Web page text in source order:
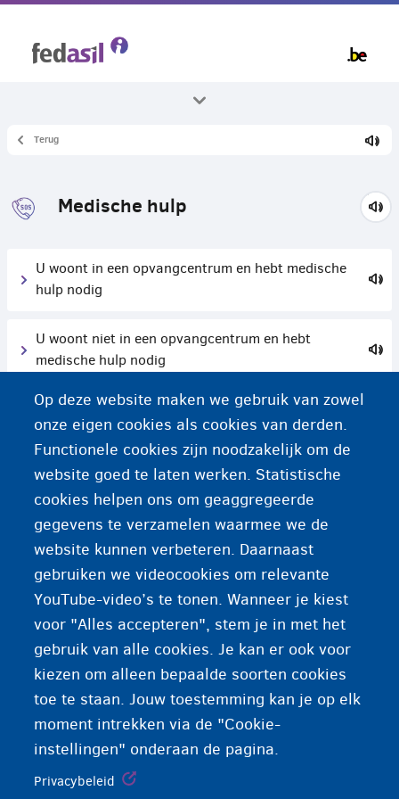
gaan
Alle thema's
Terug
Medische hulp
U woont in een opvangcentrum en hebt medische
hulp nodig
U woont niet in een opvangcentrum en hebt
medische hulp nodig
U bent zonder wettig verblijf en hebt medische
hulp nodig
Ziekteverzekering
Schurft/scabies
Op deze website maken we gebruik van zowel
onze eigen cookies als cookies van derden.
Functionele cookies zijn noodzakelijk om de
website goed te laten werken. Statistische
cookies helpen ons om geaggregeerde
gegevens te verzamelen waarmee we de
website kunnen verbeteren. Daarnaast
gebruiken we videocookies om relevante
YouTube-video’s te tonen. Wanneer je kiest
voor "Alles accepteren", stem je in met het
gebruik van alle cookies. Je kan er ook voor
kiezen om alleen bepaalde soorten cookies
toe te staan. Jouw toestemming kan je op elk
moment intrekken via de "Cookie-
instellingen" onderaan de pagina.
Privacybeleid